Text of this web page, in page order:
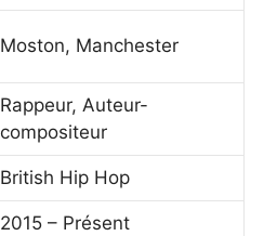
Moston, Manchester
Rappeur, Auteur-
compositeur
British Hip Hop
2015 – Présent